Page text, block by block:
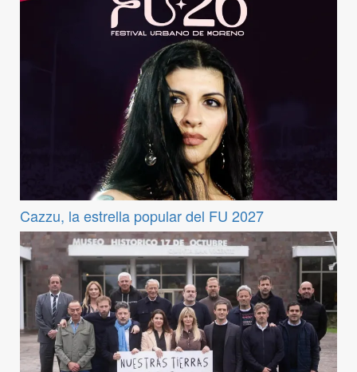
Cazzu, la estrella popular del FU 2027